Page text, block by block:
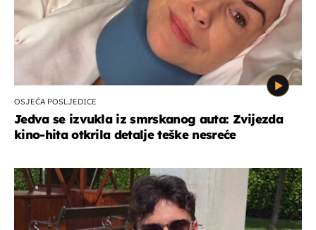
OSJEĆA POSLJEDICE
Jedva se izvukla iz smrskanog auta: Zvijezda
kino-hita otkrila detalje teške nesreće